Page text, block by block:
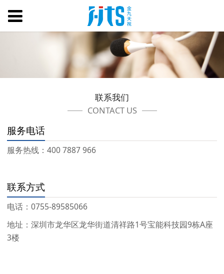
联系我们
CONTACT US
服务电话
服务热线：400 7887 966
联系方式
电话： 0755-89585066
地址：深圳市龙华区龙华街道清祥路1号宝能科技园9栋A座
3楼